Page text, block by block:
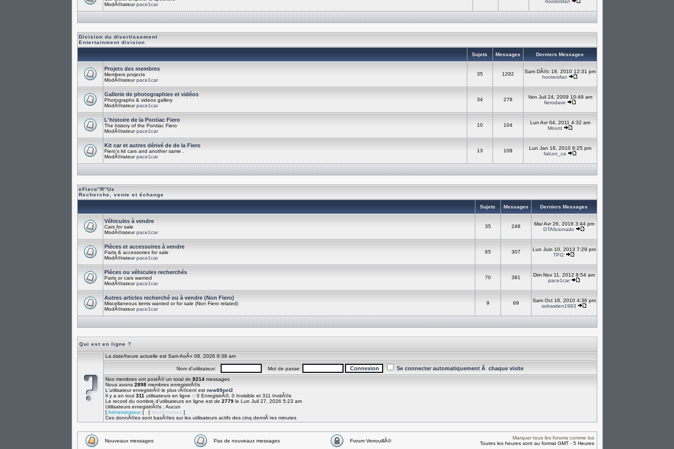
ModÃ©rateurpace1car
hootersfan
Division du divertissement
Entertainment division
Sujets Messages Derniers Messages
Projets des membres
Members projects
ModÃ©rateurpace1car
35 1292
Sam DÃ©c 18, 2010 12:31 pm
hootersfan
Gallerie de photographies et vidéos
Photographs & videos gallery
ModÃ©rateurpace1car
34 278
Ven Juil 24, 2009 10:49 am
fierodave
L'histoire de la Pontiac Fiero
The history of the Pontiac Fiero
ModÃ©rateurpace1car
10 104
Lun Avr 04, 2011 4:32 am
Mount
Kit car et autres dérivé de de la Fiero
Fiero's kit cars and another same .
ModÃ©rateurpace1car
13 108
Lun Jan 18, 2010 6:25 pm
falcon_ca
eFiero''R''Us
Recherche, vente et échange
Sujets Messages Derniers Messages
Véhicules à vendre
Cars for sale
ModÃ©rateurpace1car
35 248
Mar Avr 26, 2016 3:44 pm
GTAficionado
Pièces et accessoires à vendre
Parts & accessories for sale
ModÃ©rateurpace1car
65 307
Lun Juin 10, 2013 7:29 pm
TPI2
Pièces ou véhicules recherchés
Parts or cars wanted
ModÃ©rateurpace1car
70 381
Dim Nov 11, 2012 8:54 am
pace1car
Autres articles recherché ou à vendre (Non Fiero)
Miscellaneous items wanted or for sale (Non Fiero related)
ModÃ©rateurpace1car
9 69
Sam Oct 16, 2010 4:36 pm
sebastien1983
Qui est en ligne ?
La date/heure actuelle est Sam AoÃ» 08, 2026 9:38 am
Nom d'utilisateur: Mot de passe: Se connecter automatiquement Ã chaque visite
Nos membres ont postÃ© un total de 8214messages
Nous avons 2898membres enregistrÃ©s
L'utilisateur enregistrÃ© le plus rÃ©cent est new88pet2
Il y a en tout 311 utilisateurs en ligne :: 0 EnregistrÃ©, 0 Invisible et 311 InvitÃ©s
Le record du nombre d'utilisateurs en ligne est de 2779le Lun Juil 27, 2026 5:23 am
Utilisateurs enregistrÃ©s : Aucun
[Administrateur] [ ModÃ©rateur]
Ces donnÃ©es sont basÃ©es sur les utilisateurs actifs des cinq derniÃ¨res minutes
Nouveaux messages Pas de nouveaux messages Forum VerrouillÃ©
Marquer tous les forums comme lus
Toutes les heures sont au format GMT - 5 Heures